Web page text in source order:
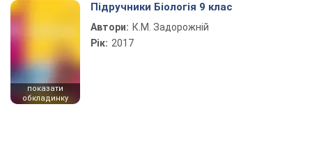
показати
обкладинку
Підручники Біологія 9 клас
Автори: К.М. Задорожній
Рік: 2017